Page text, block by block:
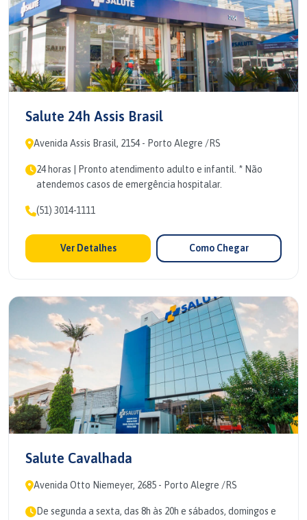
Salute 24h Assis Brasil
Avenida Assis Brasil, 2154 - Porto Alegre /RS
24 horas | Pronto atendimento adulto e infantil. * Não
atendemos casos de emergência hospitalar.
(51) 3014-1111
Ver Detalhes Como Chegar
Salute Cavalhada
Avenida Otto Niemeyer, 2685 - Porto Alegre /RS
De segunda a sexta, das 8h às 20h e sábados, domingos e